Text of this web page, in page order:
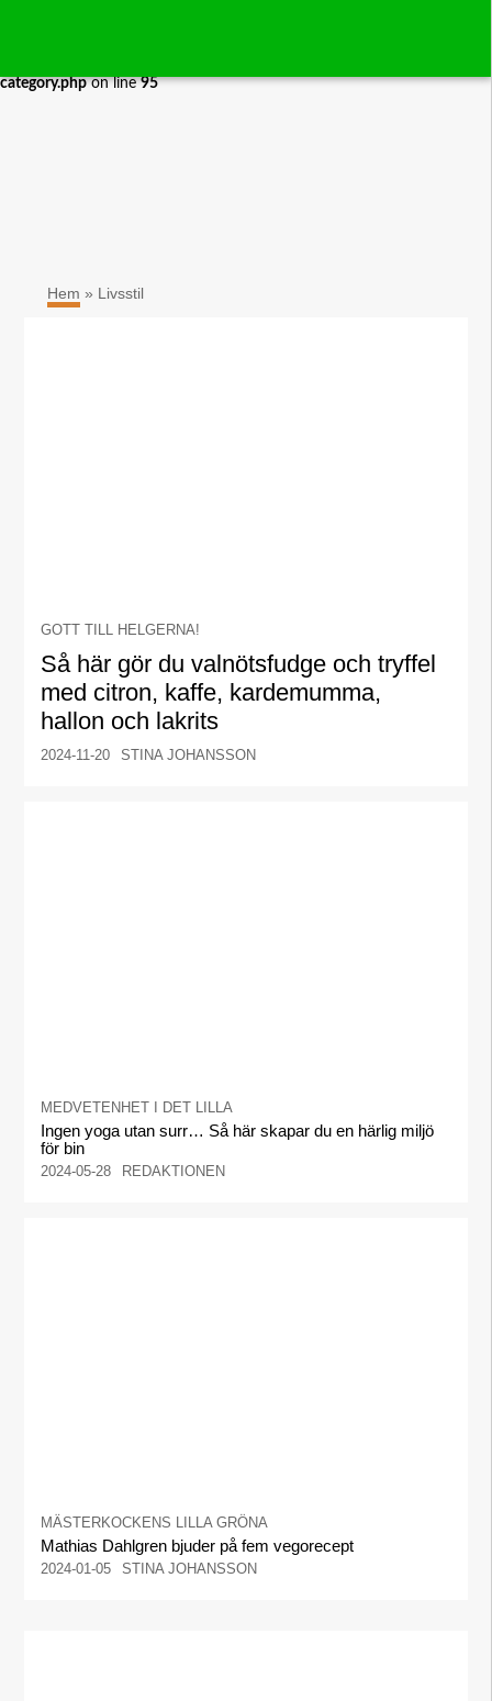
category.phpon line95
Hem » Livsstil
GOTT TILL HELGERNA!
Så här gör du valnötsfudge och tryffel
med citron, kaffe, kardemumma,
hallon och lakrits
2024-11-20 STINA JOHANSSON
MEDVETENHET I DET LILLA
Ingen yoga utan surr… Så här skapar du en härlig miljö
för bin
2024-05-28 REDAKTIONEN
MÄSTERKOCKENS LILLA GRÖNA
Mathias Dahlgren bjuder på fem vegorecept
2024-01-05 STINA JOHANSSON